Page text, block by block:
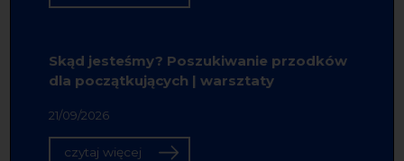
Skąd jesteśmy? Poszukiwanie przodków
dla początkujących | warsztaty
21/09/2026
czytaj więcej